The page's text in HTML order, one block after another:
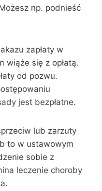
np. podnieść
zapłaty w
wiąże się z opłatą.
od pozwu.
jest bezpłatne.
lub zarzuty
to w ustawowym
sobie z
leczenie choroby